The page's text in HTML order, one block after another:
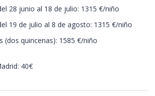
28 junio al 18 de julio: 1315 €/niño
19 de julio al 8 de agosto: 1315 €/niño
(dos quincenas): 1585 €/niño
40€